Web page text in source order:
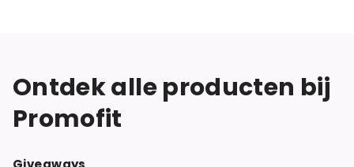
Ontdek alle producten bij
Promofit